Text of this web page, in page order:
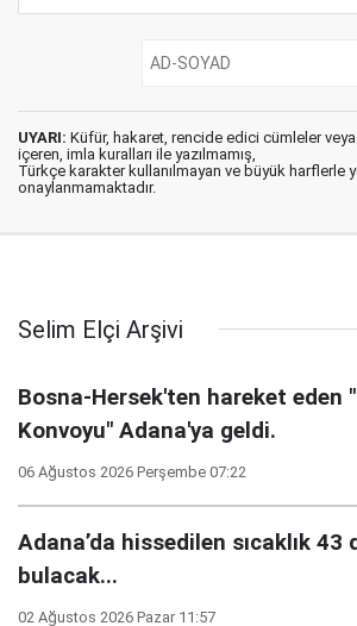
UYARI: Küfür, hakaret, rencide edici cümleler veya
içeren, imla kuralları ile yazılmamış,
Türkçe karakter kullanılmayan ve büyük harflerle
onaylanmamaktadır.
Selim Elçi Arşivi
Bosna-Hersek'ten hareket eden
Konvoyu" Adana'ya geldi.
06 Ağustos 2026 Perşembe 07:22
Adana’da hissedilen sıcaklık 43
bulacak...
02 Ağustos 2026 Pazar 11:57